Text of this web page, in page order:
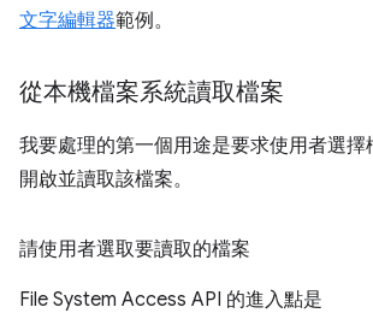
文字編輯器範例。
從本機檔案系統讀取檔案
我要處理的第一個用途是要求使用者選擇
開啟並讀取該檔案。
請使用者選取要讀取的檔案
File System Access API 的進入點是